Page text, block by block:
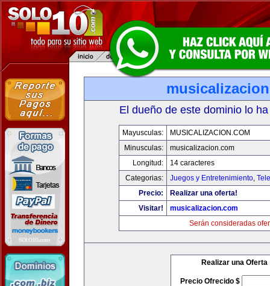
El dueño de este dominio lo
Mayusculas:
MUSICALIZACION.COM
Minusculas:
musicalizacion.com
Longitud:
14 caracteres
Categorias:
Juegos y Entretenimiento,
Precio:
Realizar una oferta!
Visitar!
musicalizacion.com
Serán consideradas
Realizar una Oferta
Precio Ofrecido $